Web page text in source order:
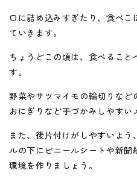
口に詰め込みすぎたり、食べ
ていきます。
ちょうどこの頃は、食べるこ
す。
野菜やサツマイモの輪切りなど
おにぎりなど手づかみしやすい
また、後片付けがしやすいよ
ルの下にビニールシートや新聞
環境を作りましょう。